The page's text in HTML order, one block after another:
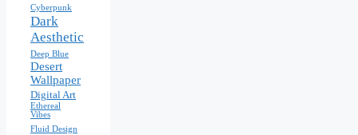
Cyberpunk
Dark
Aesthetic
Deep Blue
Desert
Wallpaper
Digital Art
Ethereal
Vibes
Fluid Design